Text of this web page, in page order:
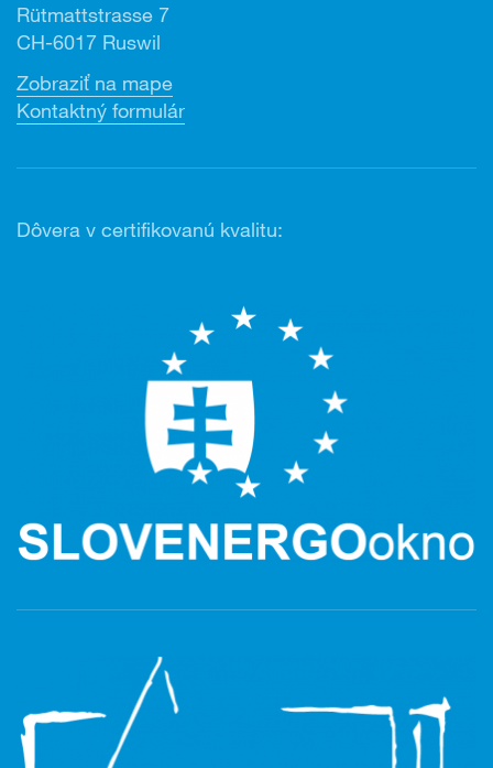
Rütmattstrasse 7
CH-6017 Ruswil
Zobraziť na mape
Kontaktný formulár
Dôvera v certifikovanú kvalitu: